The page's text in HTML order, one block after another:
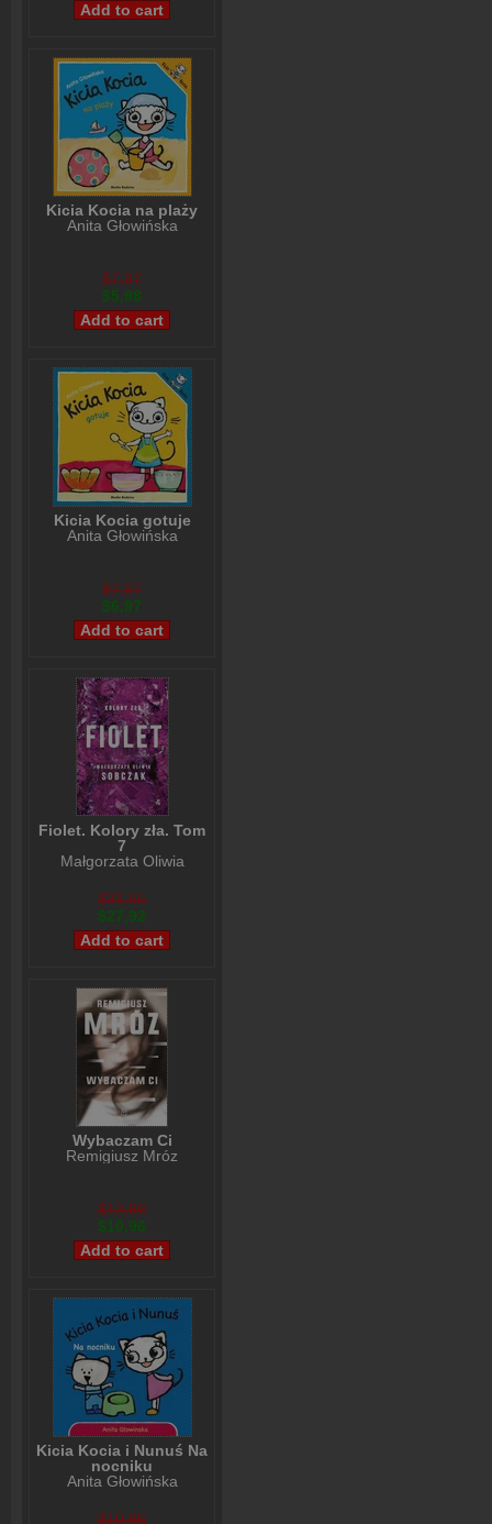
Kicia Kocia na plaży
Anita Głowińska
$7,97
$5,98
Kicia Kocia gotuje
Anita Głowińska
$7,97
$6,97
Fiolet. Kolory zła. Tom
7
Małgorzata Oliwia
$31,55
$27,92
Wybaczam Ci
Remigiusz Mróz
$12,96
$10,96
Kicia Kocia i Nunuś Na
nocniku
Anita Głowińska
$10,96